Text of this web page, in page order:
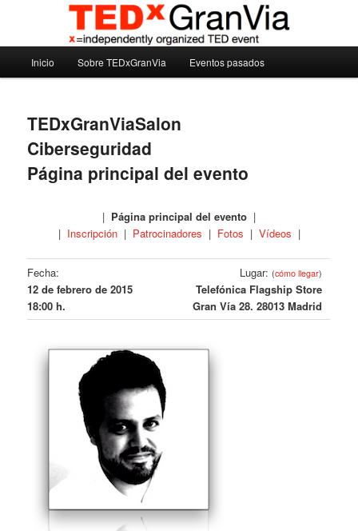
principalTEDxGranVia
Madrid – España – Spain
Inicio Sobre TEDxGranVia Eventos pasados
TEDxGranViaSalon
Ciberseguridad
Página principal del evento
| Página principal del evento |
| Inscripción| Patrocinadores | Fotos | Vídeos |
Fecha:
12 de febrero de 2015
18:00 h.
Lugar:(cómo llegar)
Telefónica Flagship Store
Gran Vía 28. 28013 Madrid